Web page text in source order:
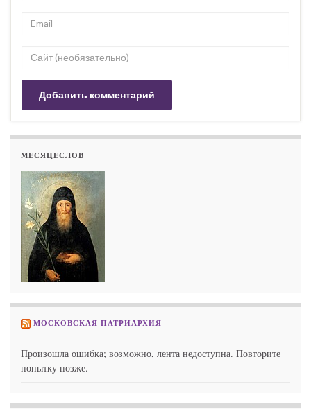
МЕСЯЦЕСЛОВ
МОСКОВСКАЯ ПАТРИАРХИЯ
Произошла ошибка; возможно, лента недоступна. Повторите
попытку позже.